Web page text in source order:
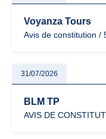
Voyanza Tours
Avis de constitution /
31/07/2026
BLM TP
AVIS DE